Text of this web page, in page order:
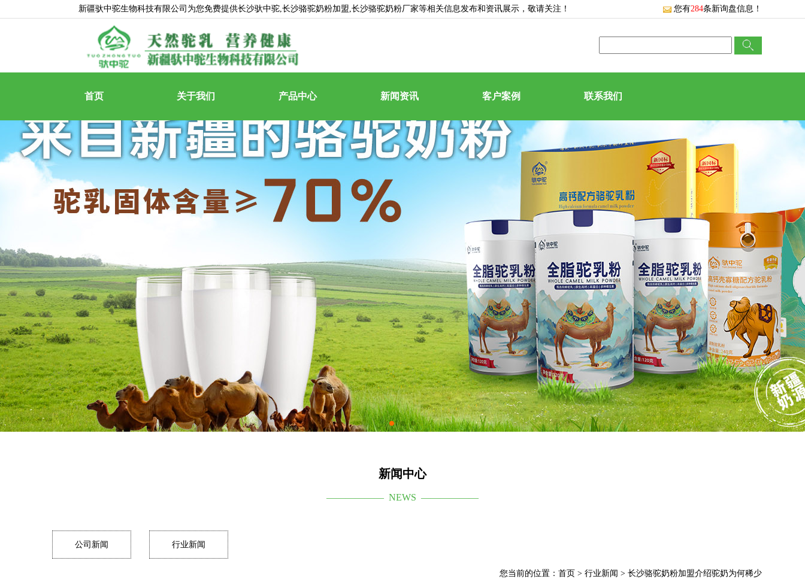
新疆驮中驼生物科技有限公司为您免费提供长沙驮中驼,长沙骆驼奶粉加盟,长沙骆驼奶粉厂家等相关信息发布和资讯展示，敬请关注！ 您有284条新询盘信息！
首页 关于我们 产品中心 新闻资讯 客户案例 联系我们
新闻中心
—————— NEWS ——————
公司新闻 行业新闻
您当前的位置： 首页 > 行业新闻 > 长沙骆驼奶粉加盟介绍驼奶为何稀少